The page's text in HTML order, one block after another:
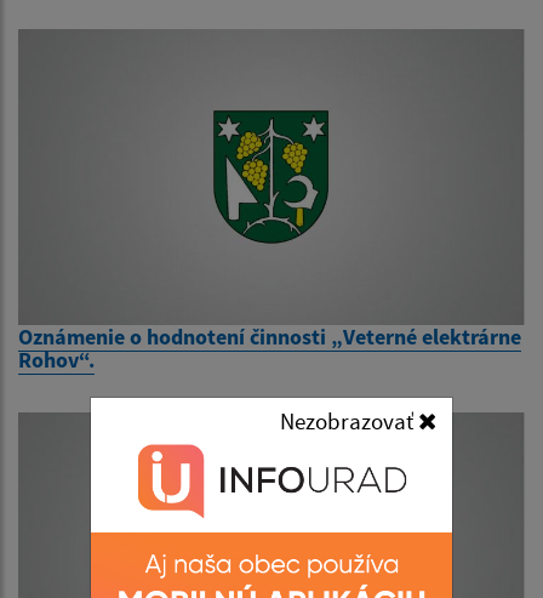
Nezobrazovať
Oznámenie o hodnotení činnosti „Veterné elektrárne
Rohov“.